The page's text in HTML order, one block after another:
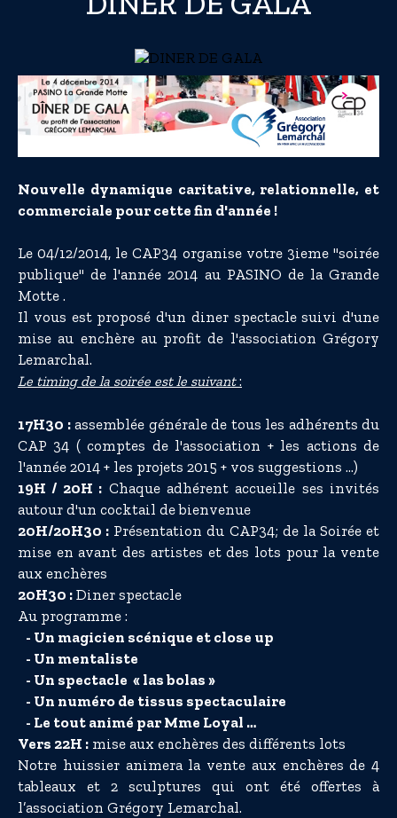
Nouvelle dynamique caritative, relationnelle, et
commerciale pour cette fin d'année !
Le 04/12/2014, le CAP34 organise votre 3ieme "soirée
publique" de l'année 2014 au PASINO de la Grande
Motte .
Il vous est proposé d'un diner spectacle suivi d'une
mise au enchère au profit de l'association Grégory
Lemarchal.
Le timing de la soirée est le suivant:
17H30 :assemblée générale de tous les adhérents du
CAP 34 ( comptes de l'association + les actions de
l'année 2014 + les projets 2015 + vos suggestions ...)
19H / 20H : Chaque adhérent accueille ses invités
autour d'un cocktail de bienvenue
20H/20H30 : Présentation du CAP34; de la Soirée et
mise en avant des artistes et des lots pour la vente
aux enchères
20H30 : Diner spectacle
Au programme :
- Un magicien scénique et close up
- Un mentaliste
- Un spectacle « las bolas »
- Un numéro de tissus spectaculaire
- Le tout animé par Mme Loyal …
Vers 22H : mise aux enchères des différents lots
Notre huissier animera la vente aux enchères de 4
tableaux et 2 sculptures qui ont été offertes à
l’association Grégory Lemarchal.